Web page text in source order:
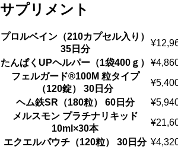
サプリメント
プロルベイン（210カプセル⼊り）
35⽇分
たんぱくUPヘルパー（1袋400ｇ）
フェルガード®100M 粒タイプ
（120錠） 30⽇分
ヘム鉄SR（180粒） 60⽇分
メルスモン プラチナリキッド
10ml×30本
エクエルパウチ（120粒） 30⽇分